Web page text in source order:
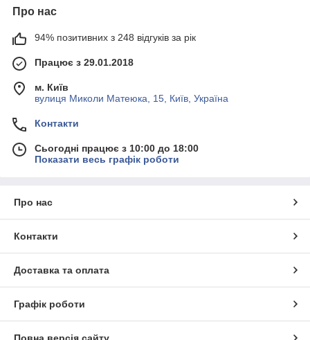
Про нас
94% позитивних з 248 відгуків за рік
Працює з 29.01.2018
м. Київ
вулиця Миколи Матеюка, 15, Київ, Україна
Контакти
Сьогодні працює з 10:00 до 18:00
Показати весь графік роботи
Про нас
Контакти
Доставка та оплата
Графік роботи